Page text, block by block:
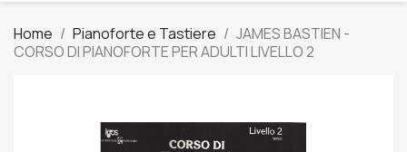
Home Pianoforte e Tastiere
JAMES BASTIEN -
CORSO DI PIANOFORTE PER ADULTI LIVELLO 2